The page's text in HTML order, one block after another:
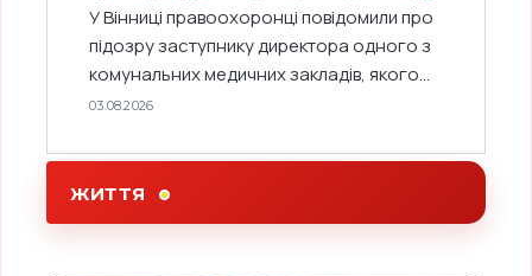
У Вінниці правоохоронці повідомили про
підозру заступнику директора одного з
комунальних медичних закладів, якого...
03.08.2026
ЖИТТЯ